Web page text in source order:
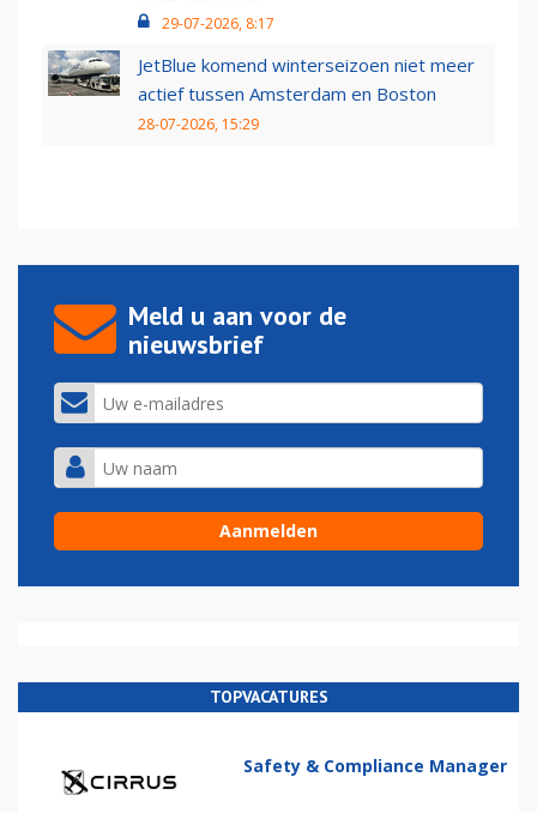
29-07-2026, 8:17
JetBlue komend winterseizoen niet meer
actief tussen Amsterdam en Boston
28-07-2026, 15:29
Meld u aan voor de
nieuwsbrief
TOPVACATURES
Safety & Compliance Manager